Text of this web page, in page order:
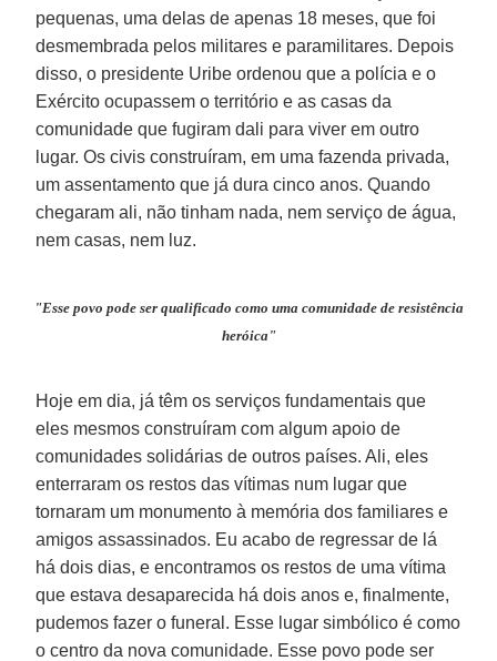
pequenas, uma delas de apenas 18 meses, que foi
desmembrada pelos militares e paramilitares. Depois
disso, o presidente Uribe ordenou que a polícia e o
Exército ocupassem o território e as casas da
comunidade que fugiram dali para viver em outro
lugar. Os civis construíram, em uma fazenda privada,
um assentamento que já dura cinco anos. Quando
chegaram ali, não tinham nada, nem serviço de água,
nem casas, nem luz.
"Esse povo pode ser qualificado como uma comunidade de resistência
heróica"
Hoje em dia, já têm os serviços fundamentais que
eles mesmos construíram com algum apoio de
comunidades solidárias de outros países. Ali, eles
enterraram os restos das vítimas num lugar que
tornaram um monumento à memória dos familiares e
amigos assassinados. Eu acabo de regressar de lá
há dois dias, e encontramos os restos de uma vítima
que estava desaparecida há dois anos e, finalmente,
pudemos fazer o funeral. Esse lugar simbólico é como
o centro da nova comunidade. Esse povo pode ser